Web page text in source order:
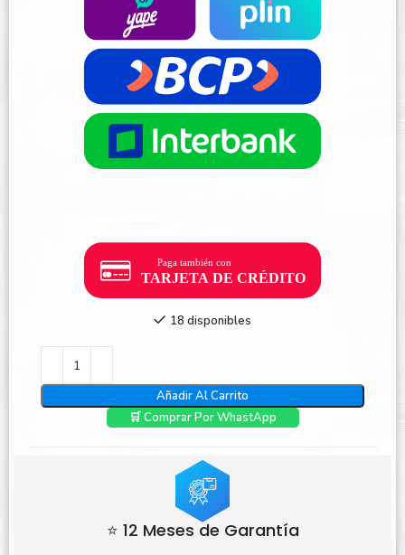
18 disponibles
Añadir Al Carrito
🛒 Comprar Por WhastApp
⭐ 12 Meses de Garantía